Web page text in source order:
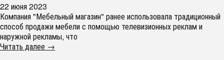
22 июня 2023
Компания "Мебельный магазин" ранее использовала традиционный
способ продажи мебели с помощью телевизионных реклам и
наружной рекламы, что
Читать далее →